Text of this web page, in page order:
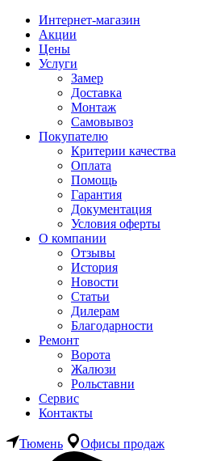
Интернет-магазин
Акции
Цены
Услуги
Замер
Доставка
Монтаж
Самовывоз
Покупателю
Критерии качества
Оплата
Помощь
Гарантия
Документация
Условия оферты
О компании
Отзывы
История
Новости
Статьи
Дилерам
Благодарности
Ремонт
Ворота
Жалюзи
Рольставни
Сервис
Контакты
Тюмень Офисы продаж